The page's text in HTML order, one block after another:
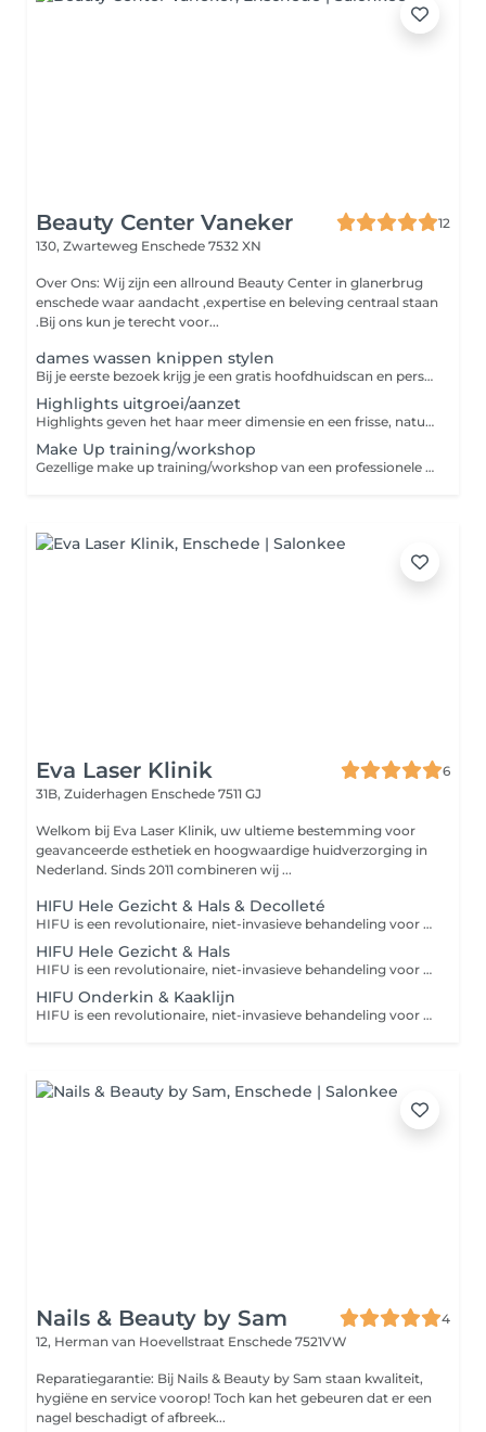
Beauty Center Vaneker
12
130, Zwarteweg Enschede 7532 XN
Over Ons: Wij zijn een allround Beauty Center in glanerbrug
enschede waar aandacht ,expertise en beleving centraal staan
.Bij ons kun je terecht voor...
dames wassen knippen stylen
Bij je eerste bezoek krijg je een gratis hoofdhuidscan en persoonlijk advies van onze stylist. Daarna volgt een knipbeurt en finish met drogen-alles afgestemd op jou haar en hoofdhuid.
Highlights uitgroei/aanzet
Highlights geven het haar meer dimensie en een frisse, natuurlijke uitstraling. De lichtere tinten worden zorgvuldig geplaatst voor een stralend en mooi resultaat
Make Up training/workshop
Gezellige make up training/workshop van een professionele make up artist. inclusief hapje/drankje en matriaal en € 10,00 shop te goed. Vind je het altijd al leuk om je zelf op te maken .Maar wil hier meer van leren, om je zelf nog mooier te laten lijken, boek dan deze workshop - Gezellig voor beginners tot gevorderd - van jong tot oud - Laagdrempelig/kleine klassen Minimaal aantal 4
Eva Laser Klinik
6
31B, Zuiderhagen Enschede 7511 GJ
Welkom bij Eva Laser Klinik, uw ultieme bestemming voor
geavanceerde esthetiek en hoogwaardige huidverzorging in
Nederland. Sinds 2011 combineren wij ...
HIFU Hele Gezicht & Hals & Decolleté
HIFU is een revolutionaire, niet-invasieve behandeling voor een natuurlijke facelift en diepe huidverstraking. Dankzij hoogtechnologische ultrasone geluidsgolven wordt de collageenproductie gestimuleerd. Geniet van een strakke, jeugdige huid zonder snijden!
HIFU Hele Gezicht & Hals
HIFU is een revolutionaire, niet-invasieve behandeling voor een natuurlijke facelift en diepe huidverstraking. Dankzij hoogtechnologische ultrasone geluidsgolven wordt de collageenproductie gestimuleerd. Geniet van een strakke, jeugdige huid zonder snijden!
HIFU Onderkin & Kaaklijn
HIFU is een revolutionaire, niet-invasieve behandeling voor een natuurlijke facelift en diepe huidverstraking. Dankzij hoogtechnologische ultrasone geluidsgolven wordt de collageenproductie gestimuleerd. Geniet van een strakke, jeugdige huid zonder snijden!
Nails & Beauty by Sam
4
12, Herman van Hoevellstraat Enschede 7521VW
Reparatiegarantie: Bij Nails & Beauty by Sam staan kwaliteit,
hygiëne en service voorop! Toch kan het gebeuren dat er een
nagel beschadigt of afbreek...